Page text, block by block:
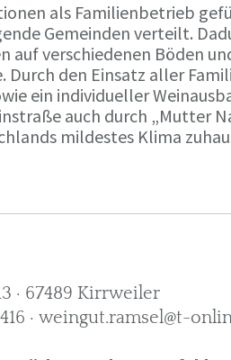
als Familienbetrieb
Gemeinden verteilt.
auf verschiedenen Böden
Durch den Einsatz aller
ein individueller
auch durch „Mutter
mildestes Klima
· 67489 Kirrweiler
· weingut.ramsel@t-